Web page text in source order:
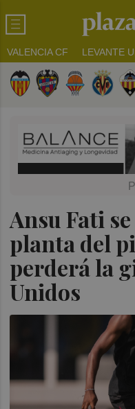
VALENCIA CF LEVANTE
Ansu Fati
planta del
perderá la
Unidos